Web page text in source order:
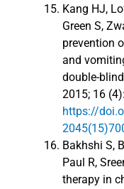
Kang HJ,
Green S,
prevention
and
double-
2015; 16
https://
Bakhshi S,
Paul R,
therapy in